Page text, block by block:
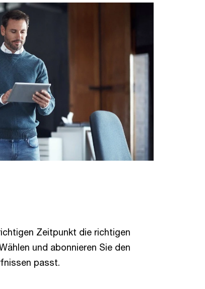
Zeitpunkt die richtigen
und abonnieren Sie den
passt.